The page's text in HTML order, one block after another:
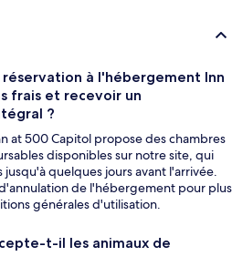
réservation à l'hébergement Inn
frais et recevoir un
?
at 500 Capitol propose des chambres
disponibles sur notre site, qui
quelques jours avant l'arrivée.
de l'hébergement pour plus
générales d'utilisation.
t-il les animaux de